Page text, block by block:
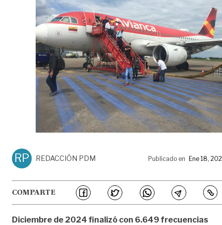
RP REDACCIÓN PDM Publicado en Ene 18,
COMPARTE
Diciembre de 2024 finalizó con 6.649 frecuencias